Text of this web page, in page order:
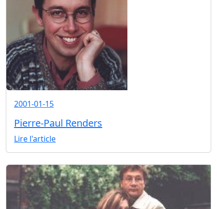
2001-01-15
Pierre-Paul Renders
Lire l'article